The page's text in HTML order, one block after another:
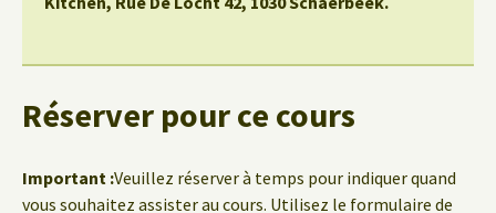
Réserver pour ce cours
Important :Veuillez réserver à temps pour indiquer quand
vous souhaitez assister au cours. Utilisez le formulaire de